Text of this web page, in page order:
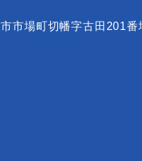
市場町切幡字古田201番